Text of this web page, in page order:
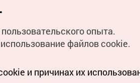
Горячая
опыта.
файлов cookie.
и причинах их